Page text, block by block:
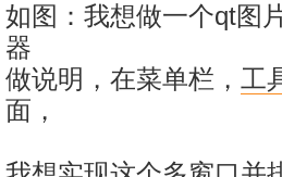
如图：我想做一个qt图
器
做说明，在菜单栏， 工
面，